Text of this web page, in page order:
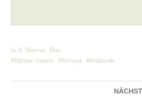
In 6 Sterne
Bier
färöer inseln
föroya klaksvik